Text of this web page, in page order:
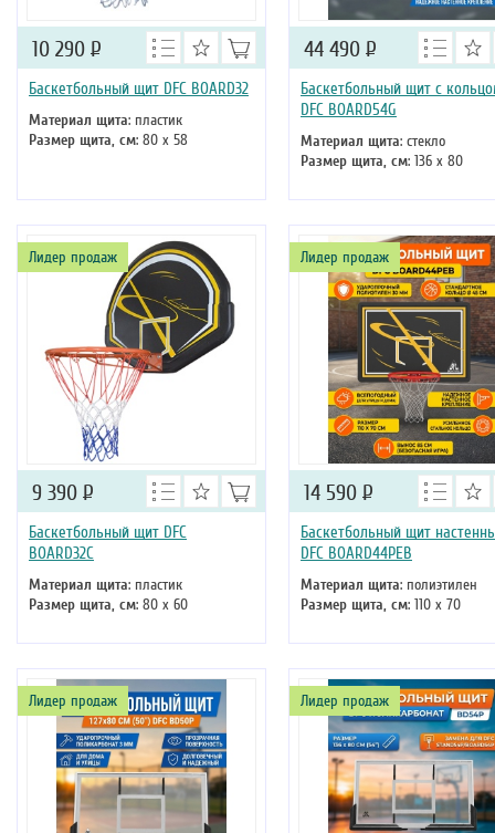
Баскетбольный щит DFC BOARD32
Материал щита: пластик
Размер щита, см: 80 х 58
10 290 Р
Баскетбольный щит с
DFC BOARD54G
Материал щита: стекло
Размер щита, см: 136 х 80
44 490 Р
Лидер продаж
Баскетбольный щит DFC
BOARD32C
Материал щита: пластик
Размер щита, см: 80 х 60
9 390 Р
Лидер продаж
Баскетбольный щит
DFC BOARD44PEB
Материал щита: полиэтилен
Размер щита, см: 110 х 70
14 590 Р
Лидер продаж Лидер продаж